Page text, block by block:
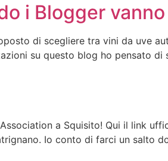
i Blogger
di scegliere tra vini da uve
su questo blog ho pensato
a Squisito! Qui il link
Io conto di farci un salto